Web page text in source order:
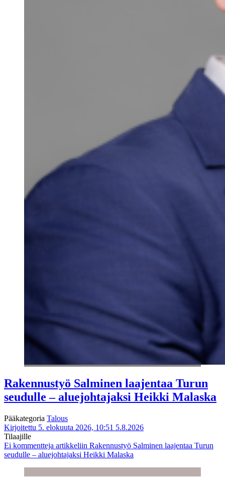
Rakennustyö Salminen laajentaa Turun
seudulle – aluejohtajaksi Heikki Malaska
Pääkategoria Talous
Kirjoitettu 5. elokuuta 2026, 10:51 5.8.2026
Tilaajille
Ei kommentteja artikkeliin Rakennustyö Salminen laajentaa Turun
seudulle – aluejohtajaksi Heikki Malaska